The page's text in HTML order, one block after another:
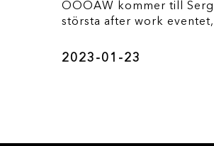
OOOAW kommer till
största after work
2023-01-23